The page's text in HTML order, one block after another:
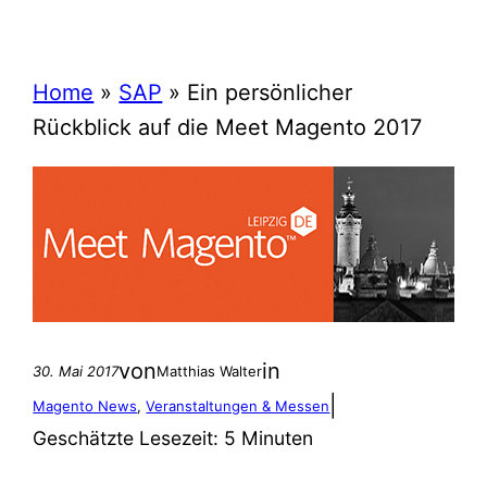
Home » SAP » Ein persönlicher
Rückblick auf die Meet Magento 2017
30. Mai 2017vonMatthias Walterin
Magento News, Veranstaltungen & Messen|
Geschätzte Lesezeit: 5 Minuten